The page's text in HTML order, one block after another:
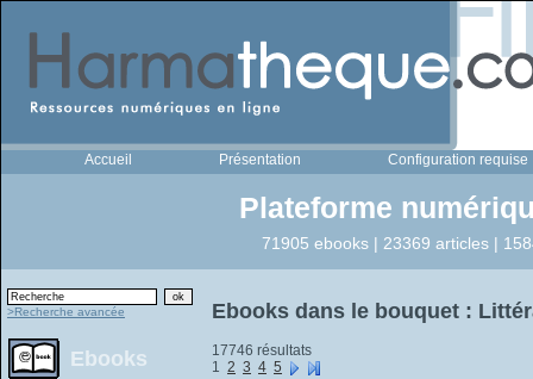
Accueil Présentation Configuration requise
Plateforme
71905 ebooks | 23369 articles |
>Recherche avancée
Ebooks
Ebooks dans le bouquet :
17746 résultats
1 2 3 4 5